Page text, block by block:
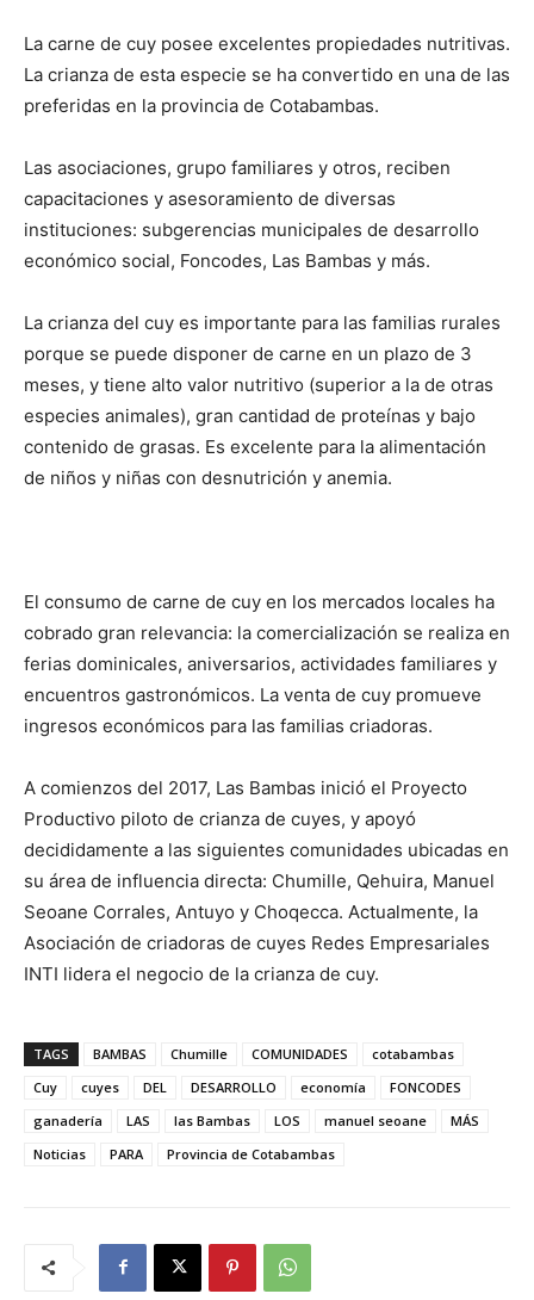
La carne de cuy posee excelentes propiedades nutritivas.
La crianza de esta especie se ha convertido en una de las
preferidas en la provincia de Cotabambas.
Las asociaciones, grupo familiares y otros, reciben
capacitaciones y asesoramiento de diversas
instituciones: subgerencias municipales de desarrollo
económico social, Foncodes, Las Bambas y más.
La crianza del cuy es importante para las familias rurales
porque se puede disponer de carne en un plazo de 3
meses, y tiene alto valor nutritivo (superior a la de otras
especies animales), gran cantidad de proteínas y bajo
contenido de grasas. Es excelente para la alimentación
de niños y niñas con desnutrición y anemia.
El consumo de carne de cuy en los mercados locales ha
cobrado gran relevancia: la comercialización se realiza en
ferias dominicales, aniversarios, actividades familiares y
encuentros gastronómicos. La venta de cuy promueve
ingresos económicos para las familias criadoras.
A comienzos del 2017, Las Bambas inició el Proyecto
Productivo piloto de crianza de cuyes, y apoyó
decididamente a las siguientes comunidades ubicadas en
su área de influencia directa: Chumille, Qehuira, Manuel
Seoane Corrales, Antuyo y Choqecca. Actualmente, la
Asociación de criadoras de cuyes Redes Empresariales
INTI lidera el negocio de la crianza de cuy.
TAGS BAMBAS Chumille COMUNIDADES
cotabambas
Cuy
cuyes DEL DESARROLLO economía
FONCODES
ganadería
LAS las Bambas LOS manuel seoane
MÁS
Noticias
PARA Provincia de Cotabambas